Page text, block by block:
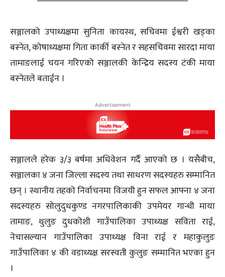
सञ्जालको उपाध्यक्षमा सुनिता कायस्थ, सचिवमा ईश्वरी खड्का
बस्नेत, कोषाध्यक्षमा गिता कार्की बस्नेत र सहसचिवमा सारदा माया
तामाङलाई चयन गरिएको सञ्जालकी केन्द्रिय सदस्य टंकी माया
बस्नेतले बताईन ।
Advertisement
सञ्जालले हरेक ३/३ बर्षमा अधिवेशन गर्दै आएको छ । यसैबीच,
सञ्जालका ४ जना जिल्ला सदस्य तथा साधरण सदस्यहरु सम्मानित
छन् । स्थानीय तहको निर्वाचनमा विजयी हुन सफल आफ्ना ४ जना
सदस्यहरु सोलुदुधकुण्ड नगरपालिकाकी उपमेयर गान्धी माया
तामाङ, थुलुङ दुधकोशी गाउँपालिका उपाध्यक्ष सविता राई,
नेचासल्यान गाउँपालिका उपाध्यक्ष विना राई र महाकुलुङ
गाउँपालिका ४ की वडाध्यक्ष सरस्वती कुलुङ सम्मानित भएका हुन
।